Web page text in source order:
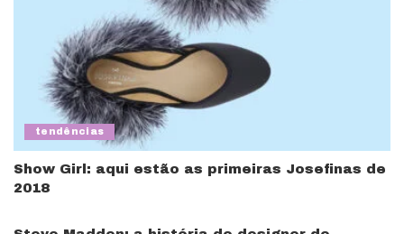
tendências
Show Girl: aqui estão as primeiras Josefinas de
2018